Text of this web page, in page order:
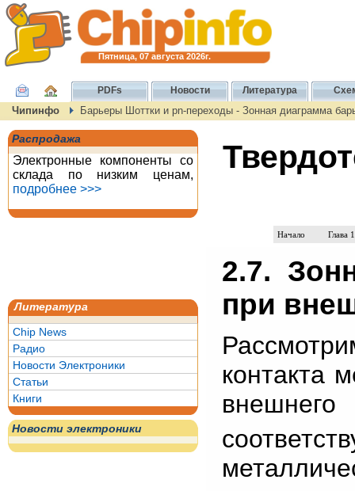
Пятница, 07 августа 2026г.
PDFs Новости Литература
Чипинфо Барьеры Шоттки и pn-переходы - Зонная диаграмма
Распродажа
Электронные компоненты со
склада по низким ценам,
подробнее >>>
Литература
Chip News
Радио
Новости Электроники
Статьи
Книги
Новости электроники
Начало Глава 1
2.7.
при
контакта